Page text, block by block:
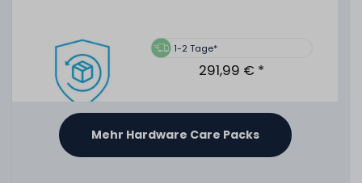
1-2 Tage*
291,99 € *
Mehr Hardware Care Packs